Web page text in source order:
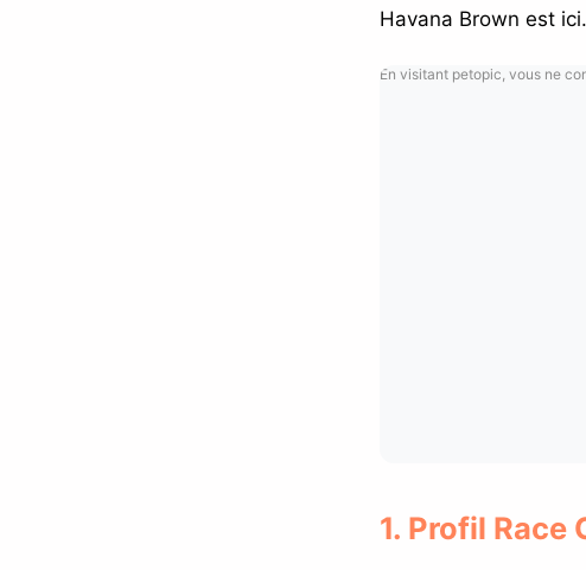
Havana Brown est ici.
En visitant petopic, vous ne
1. Profil Race